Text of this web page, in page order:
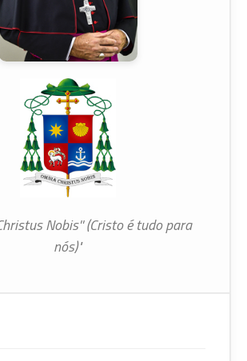
Nobis'' (Cristo é tudo para
nós)"